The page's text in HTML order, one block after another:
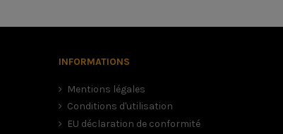
INFORMATIONS
Mentions légales
Conditions d'utilisation
EU déclaration de conformité